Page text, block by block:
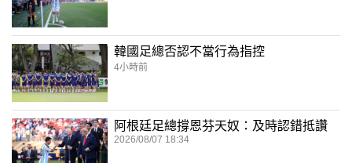
韓國足總否認不當行為指控
4小時前
阿根廷足總撐恩芬天奴：及時認錯抵讚
2026/08/07 18:34